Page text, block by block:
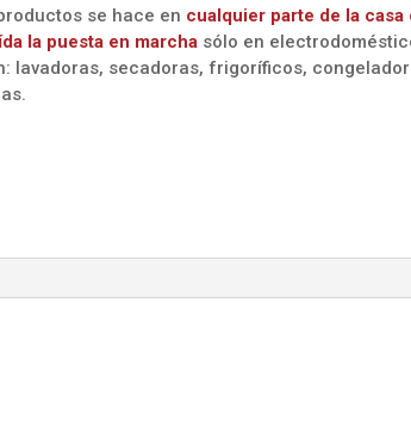
se hace en cualquier parte de la casa
la puesta en marchasólo en
lavadoras, secadoras, frigoríficos,